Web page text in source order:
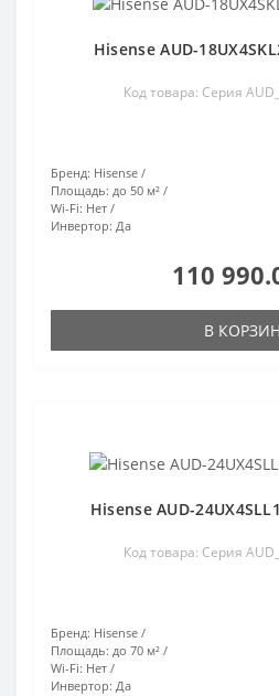
Hisense AUD-
Код товара: Серия
Бренд: Hisense
Площадь: до 50 м²
Wi-Fi: Нет
Инвертор: Да
110
В
Hisense AUD-
Код товара: Серия
Бренд: Hisense
Площадь: до 70 м²
Wi-Fi: Нет
Инвертор: Да